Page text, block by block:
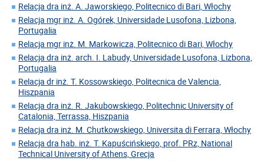
Relacja dra inż. A. Jaworskiego, Politecnico di Bari, Włochy
Relacja mgr inż. A. Ogórek, Universidade Lusofona, Lizbona,
Portugalia
Relacja mgr inż. M. Markowicza, Politecnico di Bari, Włochy
Relacja dra inż. arch. I. Labudy, Universidade Lusofona, Lizbona,
Portugalia
Relacja dr inż. T. Kossowskiego, Politecnica de Valencia,
Hiszpania
Relacja dra inż. R. Jakubowskiego, Politechnic University of
Catalonia, Terrassa, Hiszpania
Relacja dra inż. M. Chutkowskiego, Universita di Ferrara, Włochy
Relacja dra hab. inż. T. Kapuścińskiego, prof. PRz, National
Technical University of Athens, Grecja